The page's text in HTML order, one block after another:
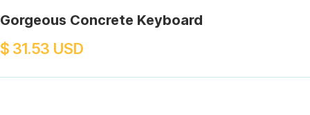
Gorgeous Concrete Keyboard
$ 31.53 USD